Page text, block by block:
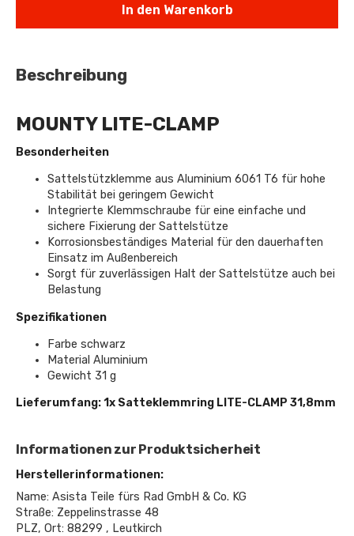
In den Warenkorb
Beschreibung
MOUNTY LITE-CLAMP
Besonderheiten
Sattelstützklemme aus Aluminium 6061 T6 für hohe
Stabilität bei geringem Gewicht
Integrierte Klemmschraube für eine einfache und
sichere Fixierung der Sattelstütze
Korrosionsbeständiges Material für den dauerhaften
Einsatz im Außenbereich
Sorgt für zuverlässigen Halt der Sattelstütze auch bei
Belastung
Spezifikationen
Farbe schwarz
Material Aluminium
Gewicht 31 g
Lieferumfang: 1x Satteklemmring LITE-CLAMP 31,8mm
Informationen zur Produktsicherheit
Herstellerinformationen:
Name: Asista Teile fürs Rad GmbH & Co. KG
Straße: Zeppelinstrasse 48
PLZ, Ort: 88299 , Leutkirch